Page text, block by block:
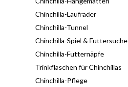
Chinchilla-Laufräder
Chinchilla-Tunnel
Chinchilla-Spiel & Futtersuche
Chinchilla-Futternäpfe
Trinkflaschen für Chinchillas
Chinchilla-Pflege